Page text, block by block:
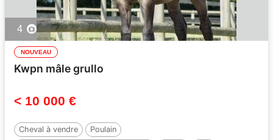
4
NOUVEAU
Kwpn mâle grullo
< 10 000 €
Cheval à vendre Poulain